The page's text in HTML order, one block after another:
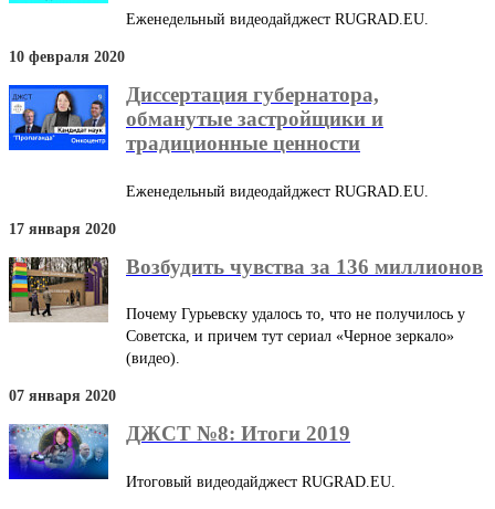
Еженедельный видеодайджест RUGRAD.EU.
10 февраля 2020
Диссертация губернатора,
обманутые застройщики и
традиционные ценности
Еженедельный видеодайджест RUGRAD.EU.
17 января 2020
Возбудить чувства за 136 миллионов
Почему Гурьевску удалось то, что не получилось у
Советска, и причем тут сериал «Черное зеркало»
(видео).
07 января 2020
ДЖСТ №8: Итоги 2019
Итоговый видеодайджест RUGRAD.EU.